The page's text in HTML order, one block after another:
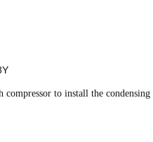
compressor to install the